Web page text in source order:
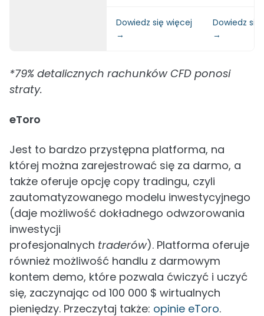
Dowiedz się więcej
→
Dowiedz się
→
*79% detalicznych rachunków CFD ponosi
straty.
eToro
Jest to bardzo przystępna platforma, na
której można zarejestrować się za darmo, a
także oferuje opcję copy tradingu, czyli
zautomatyzowanego modelu inwestycyjnego
(daje możliwość dokładnego odwzorowania
inwestycji
profesjonalnych traderów). Platforma oferuje
również możliwość handlu z darmowym
kontem demo, które pozwala ćwiczyć i uczyć
się, zaczynając od 100 000 $ wirtualnych
pieniędzy. Przeczytaj także: opinie eToro.